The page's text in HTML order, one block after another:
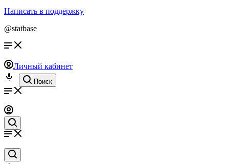
Написать в поддержку
@statbase
Личный кабинет
Поиск